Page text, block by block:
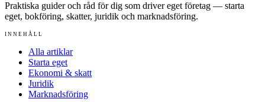
Praktiska guider och råd för dig som driver eget företag — starta
eget, bokföring, skatter, juridik och marknadsföring.
INNEHÅLL
Alla artiklar
Starta eget
Ekonomi & skatt
Juridik
Marknadsföring